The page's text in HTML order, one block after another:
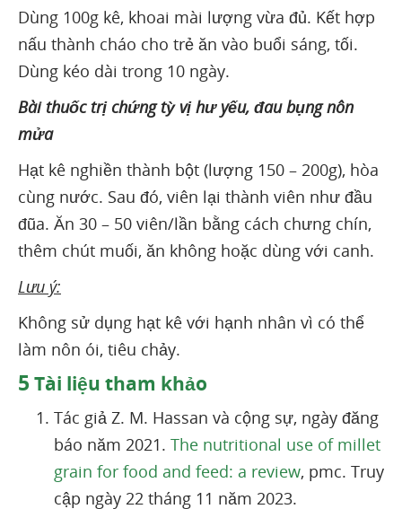
Dùng 100g kê, khoai mài lượng vừa đủ. Kết hợp
nấu thành cháo cho trẻ ăn vào buổi sáng, tối.
Dùng kéo dài trong 10 ngày.
Bài thuốc trị chứng tỳ vị hư yếu, đau bụng nôn
mửa
Hạt kê nghiền thành bột (lượng 150 – 200g), hòa
cùng nước. Sau đó, viên lại thành viên như đầu
đũa. Ăn 30 – 50 viên/lần bằng cách chưng chín,
thêm chút muối, ăn không hoặc dùng với canh.
Lưu ý:
Không sử dụng hạt kê với hạnh nhân vì có thể
làm nôn ói, tiêu chảy.
5 Tài liệu tham khảo
Tác giả Z. M. Hassan và cộng sự, ngày đăng
báo năm 2021. The nutritional use of millet
grain for food and feed: a review, pmc. Truy
cập ngày 22 tháng 11 năm 2023.